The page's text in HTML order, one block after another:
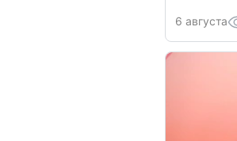
6 августа